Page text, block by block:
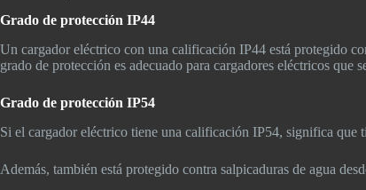
Grado de protección IP44
Un cargador eléctrico con una calificación IP44 está protegido
grado de protección es adecuado para cargadores eléctricos que
Grado de protección IP54
Si el cargador eléctrico tiene una calificación IP54, significa
Además, también está protegido contra salpicaduras de agua